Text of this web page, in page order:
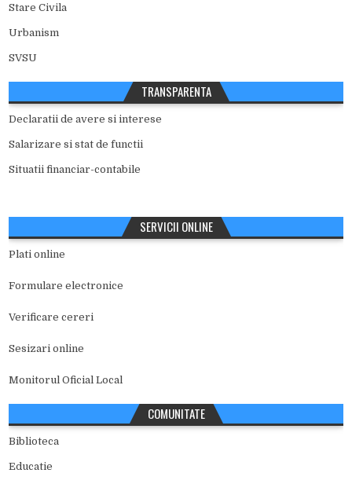
Stare Civila
Urbanism
SVSU
TRANSPARENTA
Declaratii de avere si interese
Salarizare si stat de functii
Situatii financiar-contabile
SERVICII ONLINE
Plati online
Formulare electronice
Verificare cereri
Sesizari online
Monitorul Oficial Local
COMUNITATE
Biblioteca
Educatie